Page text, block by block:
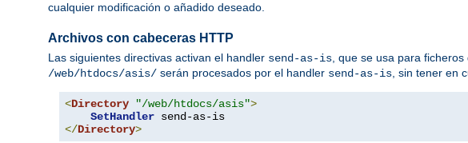
cualquier modificación o añadido deseado.
Archivos con cabeceras HTTP
Las siguientes directivas activan el handler send-as-is, que se usa para
/web/htdocs/asis/ serán procesados por el handler send-as-is, sin tener en
<Directory "/web/htdocs/asis">
SetHandler
</Directory>